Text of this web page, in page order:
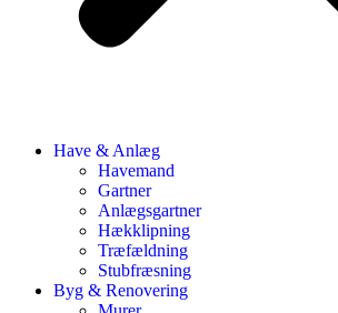
Have & Anlæg
Havemand
Gartner
Anlægsgartner
Hækklipning
Træfældning
Stubfræsning
Byg & Renovering